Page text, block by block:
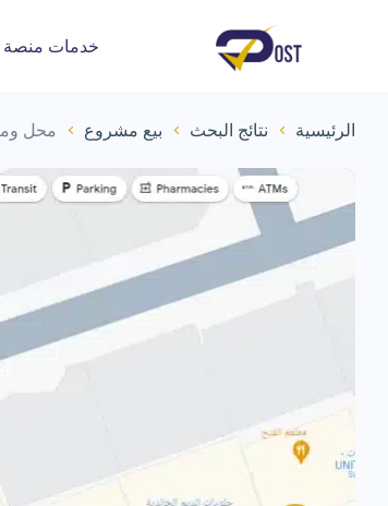
خدمات
الرئيسية نتائج البحث بيع مشروع محل